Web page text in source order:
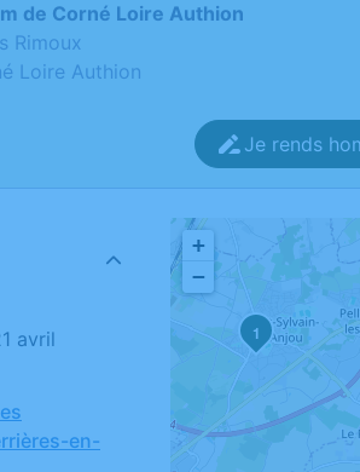
de Corné Loire Authion
Rimoux
Loire Authion
Je rends
en-
1
+
−